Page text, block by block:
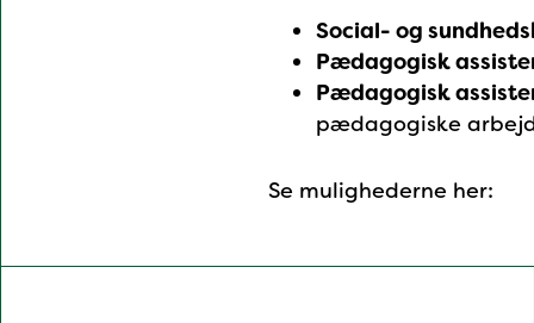
Social- og
Pædagogisk
Pædagogisk
pædagogiske
Se mulighederne her: